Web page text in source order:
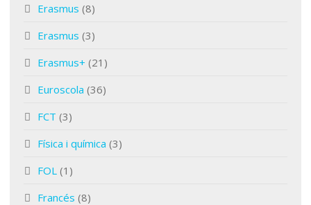
Erasmus (8)
Erasmus (3)
Erasmus+ (21)
Euroscola (36)
FCT (3)
Física i química (3)
FOL (1)
Francés (8)